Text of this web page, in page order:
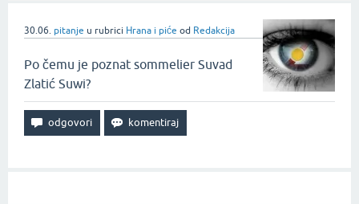
30.06. pitanje u rubrici Hrana i piće od Redakcija
Po čemu je poznat sommelier Suvad
Zlatić Suwi?